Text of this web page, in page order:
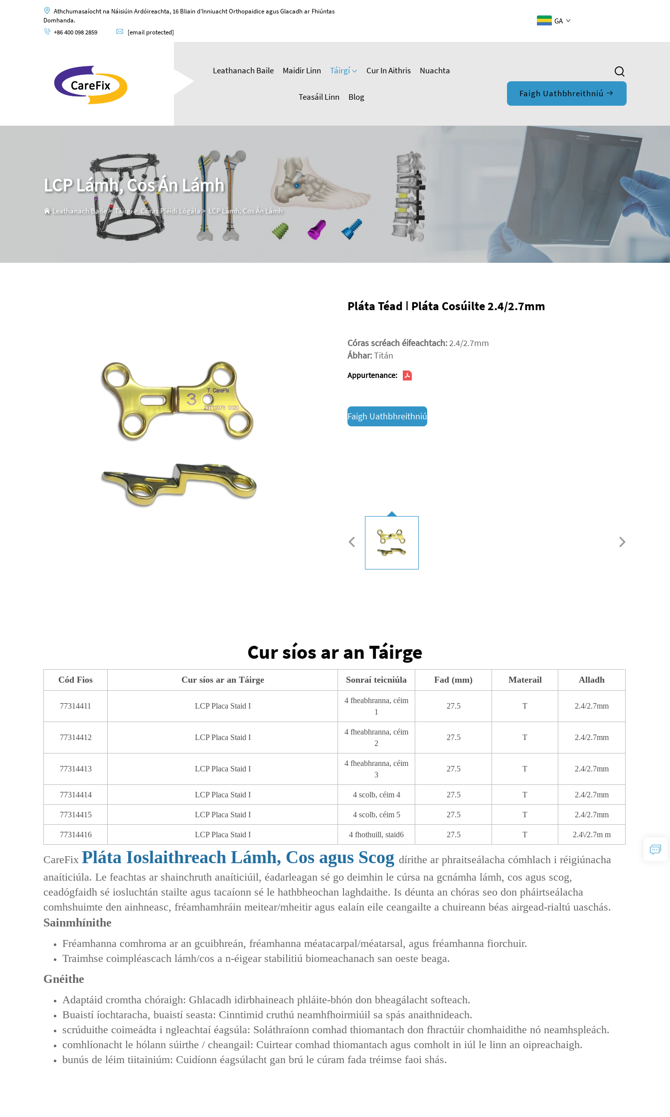
Athchumasaíocht na Náisiúin Ardóireachta, 16 Bliain d’Inniuacht Orthopaidice agus Glacadh ar Fhiúntas
Domhanda.
+86 400 098 2859
[email protected]
GA
Leathanach Baile Maidir Linn Táirgí Cur In Aithris Nuachta
Teasáil Linn Blog Faigh Uathbhreithniú
LCP Lámh, Cos Án Lámh
Leathanach Baile>Táirgí> Córas Pléidí Lógála> LCP Lámh, Cos Án Lámh
Pláta Téad Ⅰ Pláta Cosúilte 2.4/2.7mm
Córas scréach éifeachtach:2.4/2.7mm
Ábhar:Titán
Appurtenance:
Faigh Uathbhreithniú
Cur síos ar an Táirge
Cód Fios Cur síos ar an Táirge Sonraí teicniúla Fad (mm) Materail Alladh
77314411 LCP Placa Staid I
4 fheabhranna, céim
1
27.5 T 2.4/2.7mm
77314412 LCP Placa Staid I
4 fheabhranna, céim
2
27.5 T 2.4/2.7mm
77314413 LCP Placa Staid I
4 fheabhranna, céim
3
27.5 T 2.4/2.7mm
77314414 LCP Placa Staid I 4 scolb, céim 4 27.5 T 2.4/2.7mm
77314415 LCP Placa Staid I 4 scolb, céim 5 27.5 T 2.4/2.7mm
77314416 LCP Placa Staid I 4 fhothuill, staid6 27.5 T 2.4\/2.7m m
CareFix Pláta Ioslaithreach Lámh, Cos agus Scog dírithe ar phraitseálacha cómhlach i réigiúnacha
anaíticiúla. Le feachtas ar shainchruth anaíticiúil, éadarleagan sé go deimhin le cúrsa na gcnámha lámh, cos agus scog,
ceadógfaidh sé iosluchtán stailte agus tacaíonn sé le hathbheochan laghdaithe. Is déunta an chóras seo don pháirtseálacha
comhshuimte den ainhneasc, fréamhamhráin meitear/mheitir agus ealaín eile ceangailte a chuireann béas airgead-rialtú uaschás.
Sainmhínithe
‌Fréamhanna comhroma ar an gcuibhreán‌, ‌fréamhanna méatacarpal/méatarsal‌, agus ‌fréamhanna fiorchuir‌.
‌Traimhse coimpléascach lámh/cos‌ a n-éigear stabilitiú biomeachanach san oeste beaga.
Gnéithe
‌Adaptáid cromtha chóraigh‌: Ghlacadh idirbhaineach phláite-bhón don bheagálacht softeach.
‌Buaistí íochtaracha, buaistí seasta‌: Cinntimid cruthú neamhfhoirmiúil sa spás anaithnideach.
scrúduithe coimeádta i ngleachtaí éagsúla: Soláthraíonn comhad thiomantach don fhractúir chomhaidithe nó neamhspleách.
comhlíonacht le hólann súirthe / cheangail: Cuirtear comhad thiomantach agus comholt in iúl le linn an oipreachaigh.
bunús de léim tiitainiúm: Cuidíonn éagsúlacht gan brú le cúram fada tréimse faoi shás.